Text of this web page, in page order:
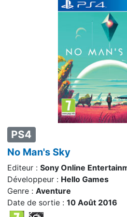
PS4
No Man's Sky
Editeur : Sony Online
Développeur : Hello Games
Genre : Aventure
Date de sortie : 10 Août 2016